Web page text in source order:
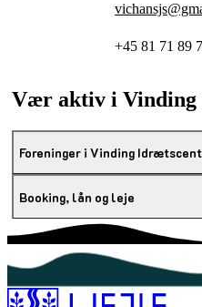
+45 81 71 89
Vær aktiv i Vinding
Foreninger i Vinding
Booking, lån og leje